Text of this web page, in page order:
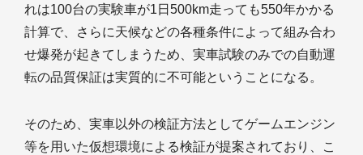
れは100台の実験車が1日500km走っても550年かかる
計算で、さらに天候などの各種条件によって組み合わ
せ爆発が起きてしまうため、実車試験のみでの自動運
転の品質保証は実質的に不可能ということになる。
そのため、実車以外の検証方法としてゲームエンジン
等を用いた仮想環境による検証が提案されており、こ